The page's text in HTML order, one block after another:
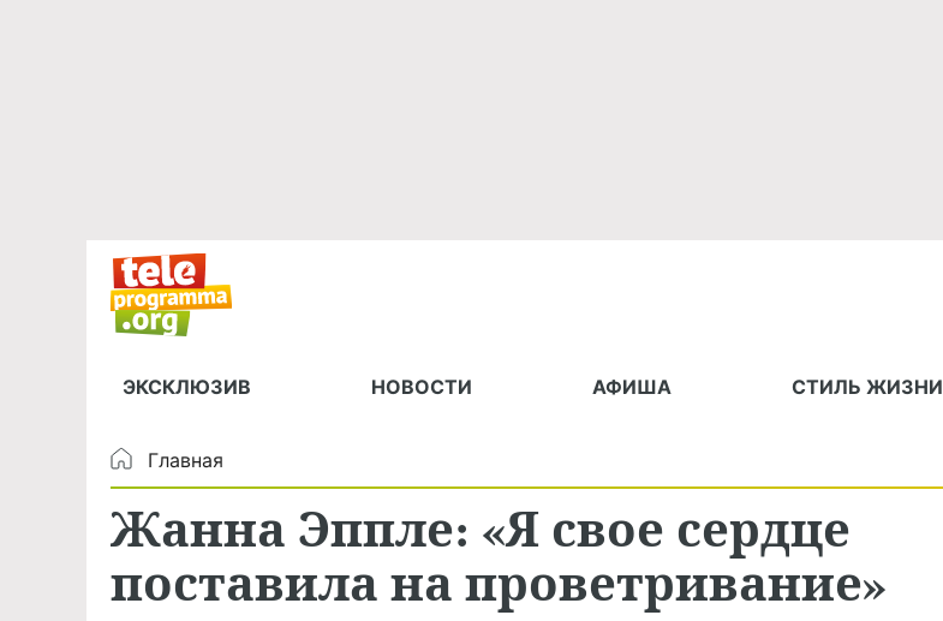
ЭКСКЛЮЗИВ НОВОСТИ АФИША СТИЛЬ ЖИЗНИ
Главная
Жанна Эппле: «Я свое сердце
поставила на проветривание»